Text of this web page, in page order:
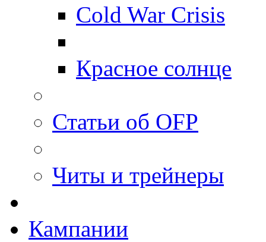
Cold War Crisis
Красное солнце
Статьи об OFP
Читы и трейнеры
Кампании